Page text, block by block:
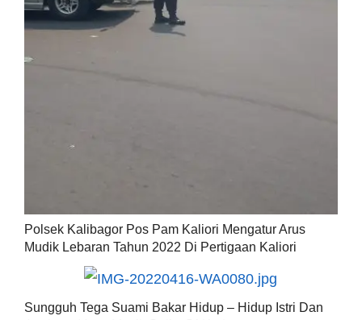
Polsek Kalibagor Pos Pam Kaliori Mengatur Arus
Mudik Lebaran Tahun 2022 Di Pertigaan Kaliori
Sungguh Tega Suami Bakar Hidup – Hidup Istri Dan